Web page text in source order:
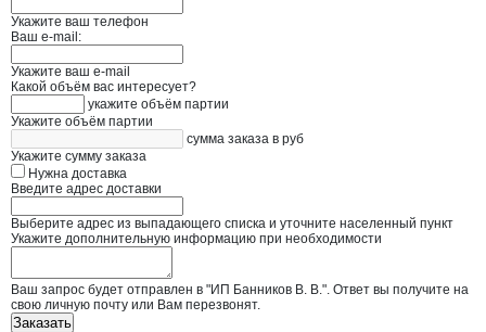
Укажите ваш телефон
Ваш e-mail:
Укажите ваш e-mail
Какой объём вас интересует?
укажите объём партии
Укажите объём партии
сумма заказа в руб
Укажите сумму заказа
Нужна доставка
Введите адрес доставки
Выберите адрес из выпадающего списка и уточните населенный пункт
Укажите дополнительную информацию при необходимости
Ваш запрос будет отправлен в "ИП Банников В. В.". Ответ вы получите на
свою личную почту или Вам перезвонят.
Заказать